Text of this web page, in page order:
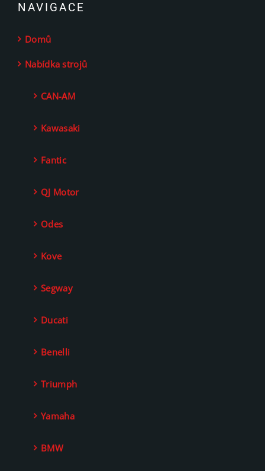
NAVIGACE
Domů
Nabídka strojů
CAN-AM
Kawasaki
Fantic
QJ Motor
Odes
Kove
Segway
Ducati
Benelli
Triumph
Yamaha
BMW